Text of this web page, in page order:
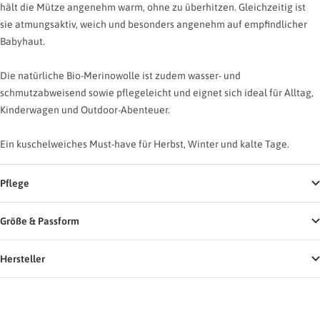
hält die Mütze angenehm warm, ohne zu überhitzen. Gleichzeitig ist
sie atmungsaktiv, weich und besonders angenehm auf empfindlicher
Babyhaut.
Die natürliche Bio-Merinowolle ist zudem wasser- und
schmutzabweisend sowie pflegeleicht und eignet sich ideal für Alltag,
Kinderwagen und Outdoor-Abenteuer.
Ein kuschelweiches Must-have für Herbst, Winter und kalte Tage.
Pflege
Größe & Passform
Hersteller